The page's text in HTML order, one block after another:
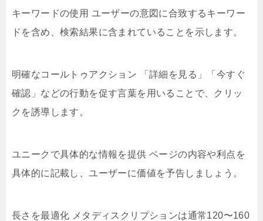
キーワードの使用 ユーザーの意図に合致するキーワー
ドを含め、検索結果に含まれていることを示します。
明確なコールトゥアクション 「詳細を見る」「今すぐ
確認」などの行動を促す言葉を用いることで、クリッ
クを誘導します。
ユニークで具体的な情報を提供 ページの内容や利点を
具体的に記載し、ユーザーに価値を予告しましょう。
長さを最適化 メタディスクリプションは通常120〜160